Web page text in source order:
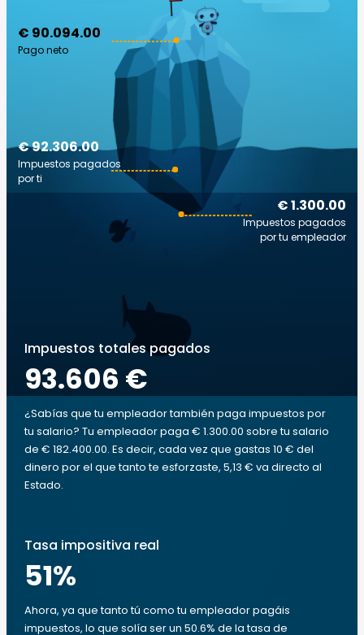
€ 90.094.00
Pago neto
€ 1.300.00
Impuestos pagados
por tu empleador
€ 92.306.00
Impuestos pagados
por ti
Impuestos totales pagados
93.606 €
¿Sabías que tu empleador también paga impuestos por
tu salario? Tu empleador paga € 1.300.00 sobre tu salario
de € 182.400.00. Es decir, cada vez que gastas 10 € del
dinero por el que tanto te esforzaste, 5,13 € va directo al
Estado.
Tasa impositiva real
51%
Ahora, ya que tanto tú como tu empleador pagáis
impuestos, lo que solía ser un 50.6% de la tasa de